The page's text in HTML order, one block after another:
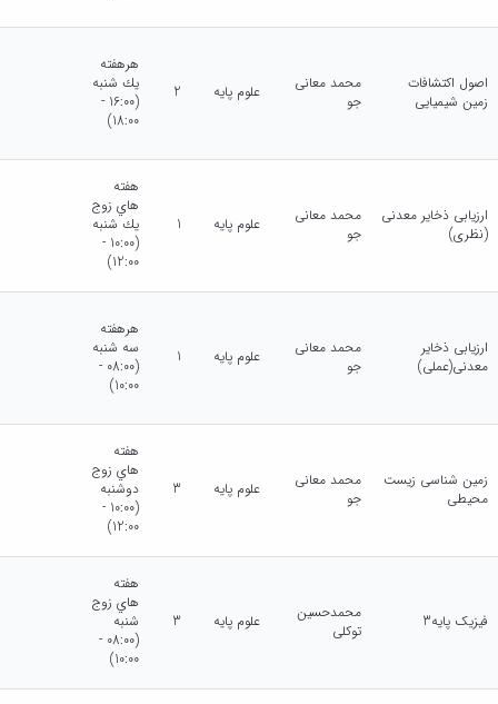
اصول اکتشافات
زمین شیمیایی
محمد معانی
جو
علوم پایه 2
هرهفته
يك شنبه
(16:00 -
18:00)
ارزیابی ذخایر معدنی
(نظری)
محمد معانی
جو
علوم پایه 1
هفته
هاي زوج
يك شنبه
(10:00 -
12:00)
ارزیابی ذخایر
معدنی(عملی)
محمد معانی
جو
علوم پایه 1
هرهفته
سه شنبه
(08:00 -
10:00)
زمین شناسی زیست
محیطی
محمد معانی
جو
علوم پایه 3
هفته
هاي زوج
دوشنبه
(10:00 -
12:00)
فیزیک پایه3
محمدحسین
توکلی
علوم پایه 3
هفته
هاي زوج
شنبه
(08:00 -
10:00)